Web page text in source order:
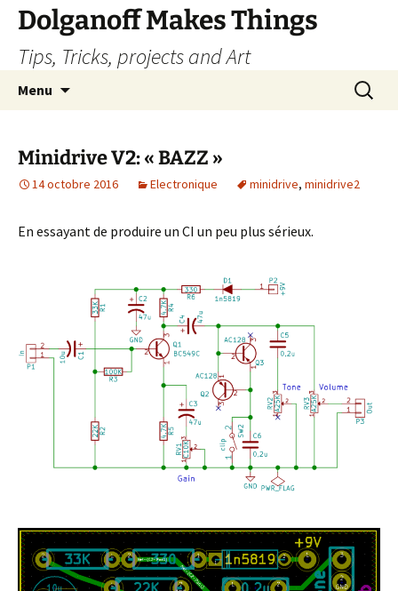
Dolganoff Makes Things
Tips, Tricks, projects and Art
Menu
Minidrive V2: « BAZZ »
14 octobre 2016 Electronique minidrive, minidrive2
En essayant de produire un CI un peu plus sérieux.